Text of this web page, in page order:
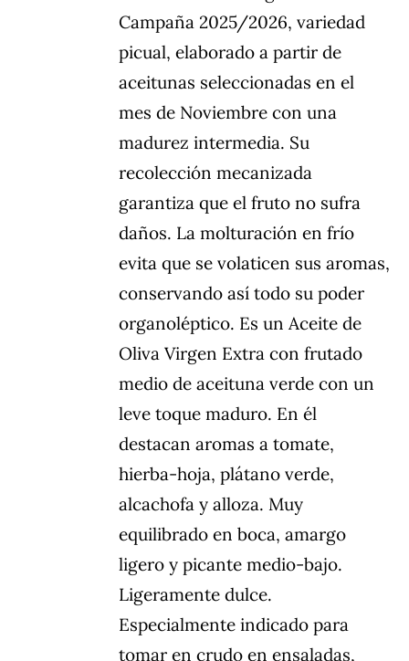
Campaña 2025/2026, variedad
picual, elaborado a partir de
aceitunas seleccionadas en el
mes de Noviembre con una
madurez intermedia. Su
recolección mecanizada
garantiza que el fruto no sufra
daños. La molturación en frío
evita que se volaticen sus aromas,
conservando así todo su poder
organoléptico. Es un Aceite de
Oliva Virgen Extra con frutado
medio de aceituna verde con un
leve toque maduro. En él
destacan aromas a tomate,
hierba-hoja, plátano verde,
alcachofa y alloza. Muy
equilibrado en boca, amargo
ligero y picante medio-bajo.
Ligeramente dulce.
Especialmente indicado para
tomar en crudo en ensaladas,